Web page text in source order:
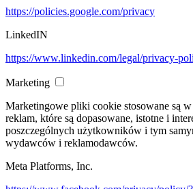
https://policies.google.com/privacy
LinkedIN
https://www.linkedin.com/legal/privacy-
Marketing
Marketingowe pliki cookie stosowane są
reklam, które są dopasowane, istotne i
poszczególnych użytkowników i tym
wydawców i reklamodawców.
Meta Platforms, Inc.